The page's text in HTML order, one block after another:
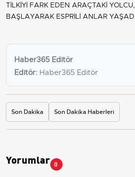
TİLKİYİ FARK EDEN ARAÇTAKİ
BAŞLAYARAK ESPRİLİ ANLAR
Haber365 Editör
Editör: Haber365 Editör
Son Dakika Son Dakika Haberleri
Yorumlar 0